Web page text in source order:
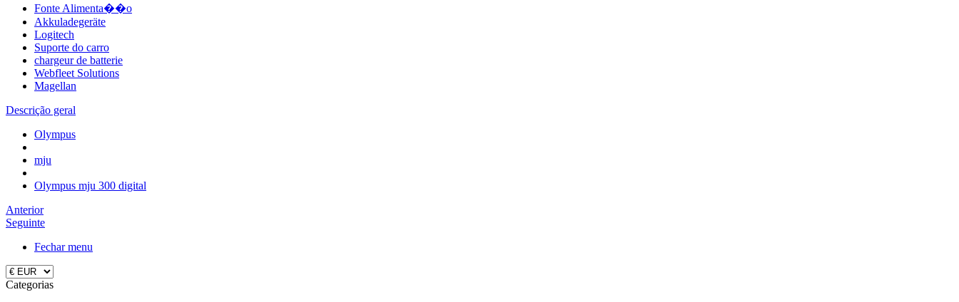
Fonte Alimenta��o
Akkuladegeräte
Logitech
Suporte do carro
chargeur de batterie
Webfleet Solutions
Magellan
Descrição geral
Olympus
mju
Olympus mju 300 digital
Anterior
Seguinte
Fechar menu
Categorias